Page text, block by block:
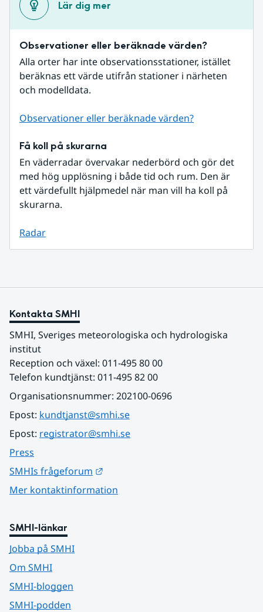
Lär dig mer
Observationer eller beräknade värden?
Alla orter har inte observationsstationer, istället
beräknas ett värde utifrån stationer i närheten
och modelldata.
Observationer eller beräknade värden?
Få koll på skurarna
En väderradar övervakar nederbörd och gör det
med hög upplösning i både tid och rum. Den är
ett värdefullt hjälpmedel när man vill ha koll på
skurarna.
Radar
Kontakta SMHI
SMHI, Sveriges meteorologiska och hydrologiska
institut
Reception och växel: 011-495 80 00
Telefon kundtjänst: 011-495 82 00
Organisationsnummer: 202100-0696
Epost: kundtjanst@smhi.se
Epost: registrator@smhi.se
Press
SMHIs frågeforum
Mer kontaktinformation
SMHI-länkar
Jobba på SMHI
Om SMHI
SMHI-bloggen
SMHI-podden